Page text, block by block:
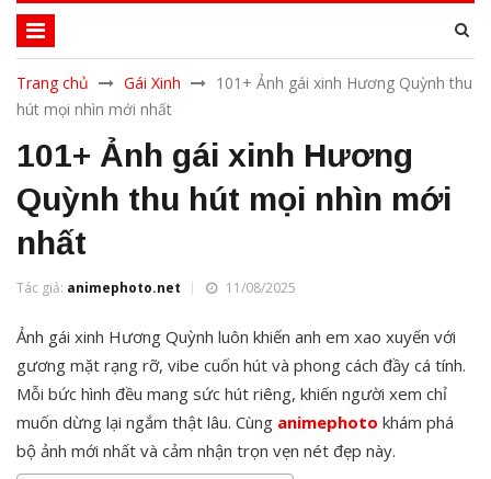
Trang chủ Gái Xinh
101+ Ảnh gái xinh Hương Quỳnh thu
hút mọi nhìn mới nhất
101+ Ảnh gái xinh Hương
Quỳnh thu hút mọi nhìn mới
nhất
Tác giả: animephoto.net 11/08/2025
Ảnh gái xinh Hương Quỳnh luôn khiến anh em xao xuyến với
gương mặt rạng rỡ, vibe cuốn hút và phong cách đầy cá tính.
Mỗi bức hình đều mang sức hút riêng, khiến người xem chỉ
muốn dừng lại ngắm thật lâu. Cùng animephoto khám phá
bộ ảnh mới nhất và cảm nhận trọn vẹn nét đẹp này.